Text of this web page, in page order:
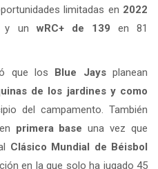
limitadas en 2022
y unwRC+ de 139 en 81
que los Blue Jaysplanean
de los jardines y como
del campamento. También
primera base una vez que
Clásico Mundial de Béisbol
en la que solo ha jugado 45